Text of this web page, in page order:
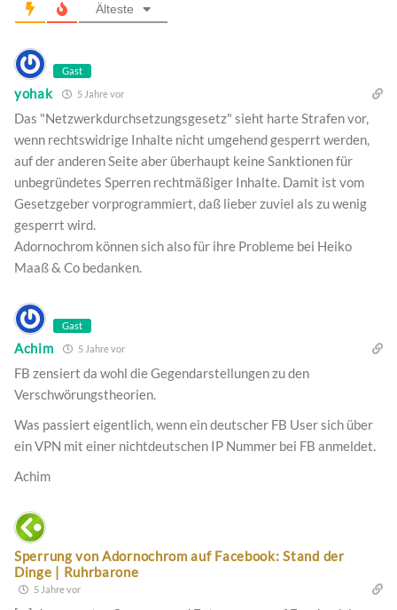
Älteste
Gast
yohak 5 Jahre vor
Das "Netzwerkdurchsetzungsgesetz" sieht harte Strafen vor,
wenn rechtswidrige Inhalte nicht umgehend gesperrt werden,
auf der anderen Seite aber überhaupt keine Sanktionen für
unbegründetes Sperren rechtmäßiger Inhalte. Damit ist vom
Gesetzgeber vorprogrammiert, daß lieber zuviel als zu wenig
gesperrt wird.
Adornochrom können sich also für ihre Probleme bei Heiko
Maaß & Co bedanken.
Gast
Achim 5 Jahre vor
FB zensiert da wohl die Gegendarstellungen zu den
Verschwörungstheorien.
Was passiert eigentlich, wenn ein deutscher FB User sich über
ein VPN mit einer nichtdeutschen IP Nummer bei FB anmeldet.
Achim
Sperrung von Adornochrom auf Facebook: Stand der
Dinge | Ruhrbarone
5 Jahre vor